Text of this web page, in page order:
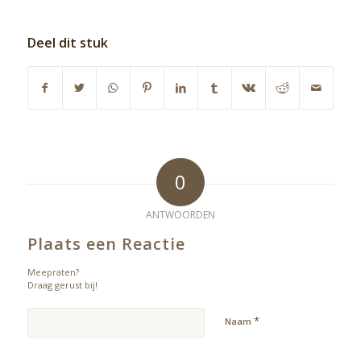
Deel dit stuk
0
ANTWOORDEN
Plaats een Reactie
Meepraten?
Draag gerust bij!
Naam *